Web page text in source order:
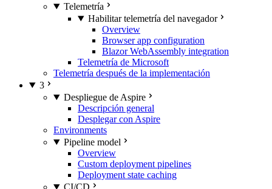
Telemetría
Habilitar telemetría del navegador
Overview
Browser app configuration
Blazor WebAssembly integration
Telemetría de Microsoft
Telemetría después de la implementación
3
Despliegue de Aspire
Descripción general
Desplegar con Aspire
Environments
Pipeline model
Overview
Custom deployment pipelines
Deployment state caching
CI/CD